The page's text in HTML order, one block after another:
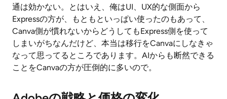
通は効かない。とはいえ、俺はUI、UX的な側面から
Expressの方が、もともといっぱい使ったのもあって、
Canva側が慣れないからどうしてもExpress側を使って
しまいがちなんだけど、本当は移行をCanvaにしなきゃ
なって思ってるところであります。AIからも断然できる
ことをCanvaの方が圧倒的に多いので。